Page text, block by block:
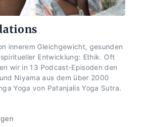
innerem Gleichgewicht, gesunden
Entwicklung: Ethik. Oft
wir in 13 Podcast-Episoden den
Niyama aus dem über 2000
Yoga von Patanjalis Yoga Sutra.